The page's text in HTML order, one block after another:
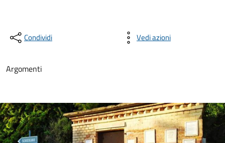
Condividi Vedi azioni
Argomenti